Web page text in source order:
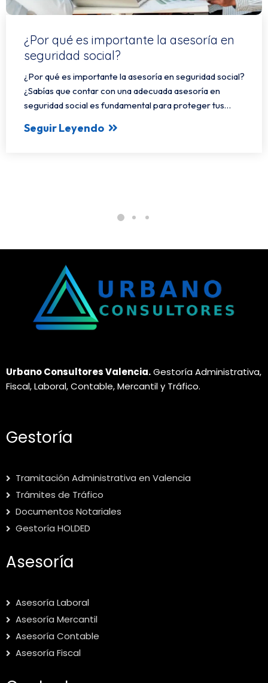
¿Por qué es importante la asesoría en
seguridad social?
¿Por qué es importante la asesoría en seguridad social?
¿Sabías que contar con una adecuada asesoría en
seguridad social es fundamental para proteger tus…
Seguir Leyendo
Urbano Consultores Valencia.Gestoría Administrativa,
Fiscal, Laboral, Contable, Mercantil y Tráfico.
Gestoría
Tramitación Administrativa en Valencia
Trámites de Tráfico
Documentos Notariales
Gestoría HOLDED
Asesoría
Asesoría Laboral
Asesoría Mercantil
Asesoría Contable
Asesoría Fiscal